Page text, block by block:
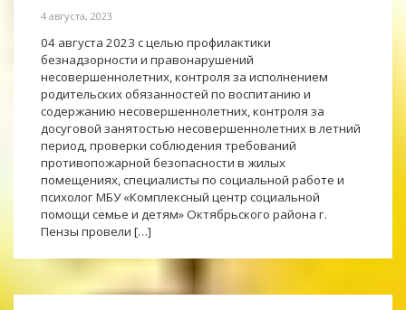
4 августа, 2023
04 августа 2023 с целью профилактики
безнадзорности и правонарушений
несовершеннолетних, контроля за исполнением
родительских обязанностей по воспитанию и
содержанию несовершеннолетних, контроля за
досуговой занятостью несовершеннолетних в летний
период, проверки соблюдения требований
противопожарной безопасности в жилых
помещениях, специалисты по социальной работе и
психолог МБУ «Комплексный центр социальной
помощи семье и детям» Октябрьского района г.
Пензы провели […]